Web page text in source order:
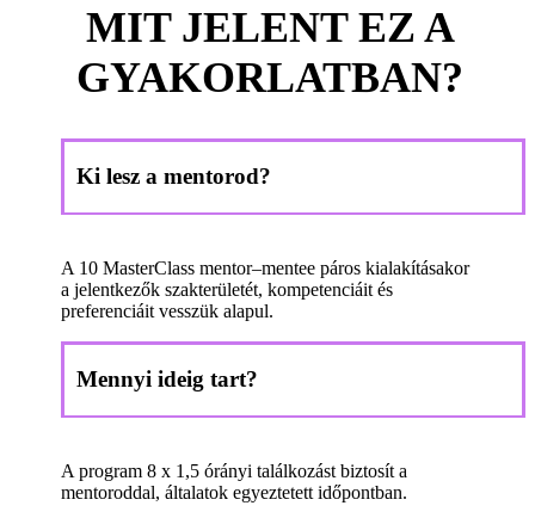
MIT JELENT EZ A
GYAKORLATBAN?
Ki lesz a mentorod?
A 10 MasterClass mentor–mentee páros kialakításakor
a jelentkezők szakterületét, kompetenciáit és
preferenciáit vesszük alapul.
Mennyi ideig tart?
A program 8 x 1,5 órányi találkozást biztosít a
mentoroddal, általatok egyeztetett időpontban.